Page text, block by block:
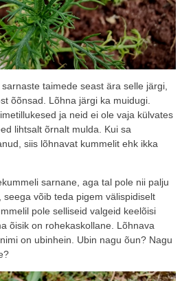
taimede seast ära selle järgi,
õõnsad. Lõhna järgi ka muidugi.
ja neid ei ole vaja külvates
lihtsalt õrnalt mulda. Kui sa
siis lõhnavat kummelit ehk ikka
sarnane, aga tal pole nii palju
võib teda pigem välispidiselt
pole selliseid valgeid keelõisi
õisik on rohekaskollane. Lõhnava
on ubinhein. Ubin nagu õun? Nagu